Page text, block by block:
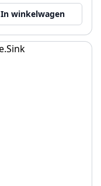
In winkelwagen